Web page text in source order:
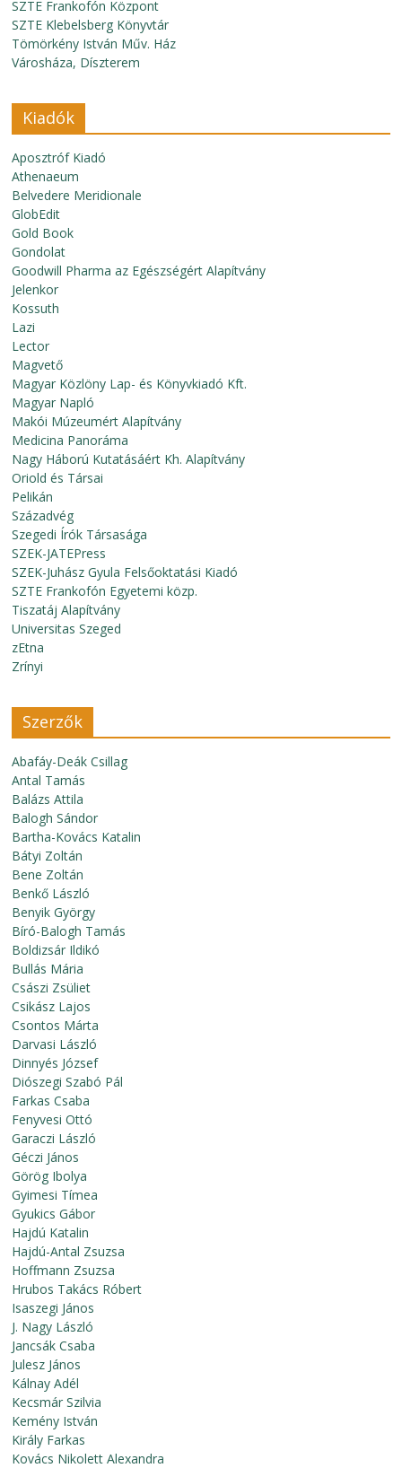
SZTE Frankofón Központ
SZTE Klebelsberg Könyvtár
Tömörkény István Műv. Ház
Városháza, Díszterem
Kiadók
Aposztróf Kiadó
Athenaeum
Belvedere Meridionale
GlobEdit
Gold Book
Gondolat
Goodwill Pharma az Egészségért Alapítvány
Jelenkor
Kossuth
Lazi
Lector
Magvető
Magyar Közlöny Lap- és Könyvkiadó Kft.
Magyar Napló
Makói Múzeumért Alapítvány
Medicina Panoráma
Nagy Háború Kutatásáért Kh. Alapítvány
Oriold és Társai
Pelikán
Századvég
Szegedi Írók Társasága
SZEK-JATEPress
SZEK-Juhász Gyula Felsőoktatási Kiadó
SZTE Frankofón Egyetemi közp.
Tiszatáj Alapítvány
Universitas Szeged
zEtna
Zrínyi
Szerzők
Abafáy-Deák Csillag
Antal Tamás
Balázs Attila
Balogh Sándor
Bartha-Kovács Katalin
Bátyi Zoltán
Bene Zoltán
Benkő László
Benyik György
Bíró-Balogh Tamás
Boldizsár Ildikó
Bullás Mária
Császi Zsüliet
Csikász Lajos
Csontos Márta
Darvasi László
Dinnyés József
Diószegi Szabó Pál
Farkas Csaba
Fenyvesi Ottó
Garaczi László
Géczi János
Görög Ibolya
Gyimesi Tímea
Gyukics Gábor
Hajdú Katalin
Hajdú-Antal Zsuzsa
Hoffmann Zsuzsa
Hrubos Takács Róbert
Isaszegi János
J. Nagy László
Jancsák Csaba
Julesz János
Kálnay Adél
Kecsmár Szilvia
Kemény István
Király Farkas
Kovács Nikolett Alexandra